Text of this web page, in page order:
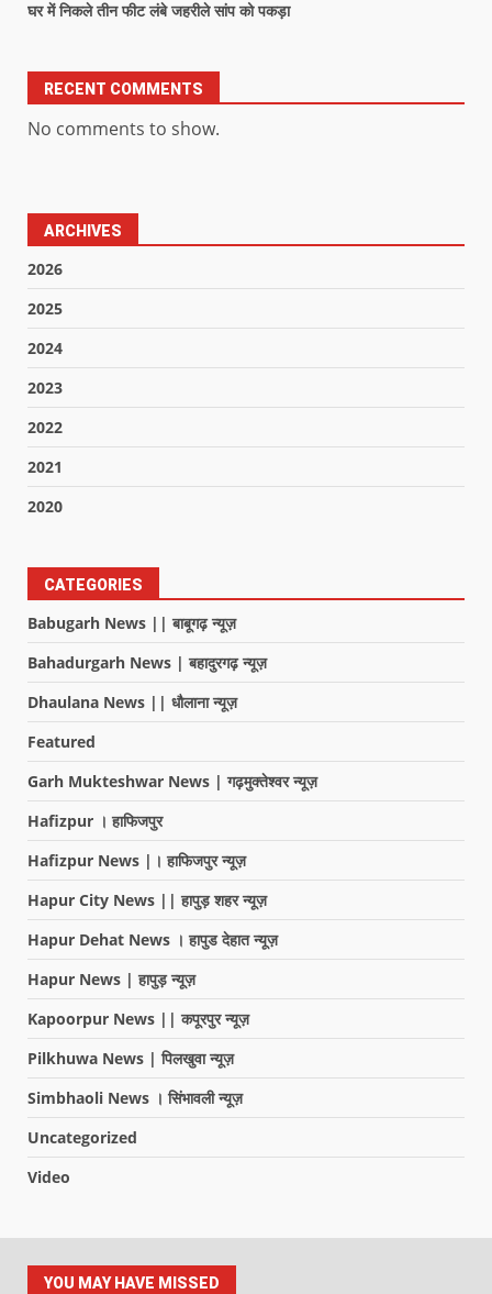
घर में निकले तीन फीट लंबे जहरीले सांप को पकड़ा
RECENT COMMENTS
No comments to show.
ARCHIVES
2026
2025
2024
2023
2022
2021
2020
CATEGORIES
Babugarh News || बाबूगढ़ न्यूज़
Bahadurgarh News | बहादुरगढ़ न्यूज़
Dhaulana News || धौलाना न्यूज़
Featured
Garh Mukteshwar News | गढ़मुक्तेश्वर न्यूज़
Hafizpur । हाफिजपुर
Hafizpur News |। हाफिजपुर न्यूज़
Hapur City News || हापुड़ शहर न्यूज़
Hapur Dehat News । हापुड देहात न्यूज़
Hapur News | हापुड़ न्यूज़
Kapoorpur News || कपूरपुर न्यूज़
Pilkhuwa News | पिलखुवा न्यूज़
Simbhaoli News । सिंभावली न्यूज़
Uncategorized
Video
YOU MAY HAVE MISSED